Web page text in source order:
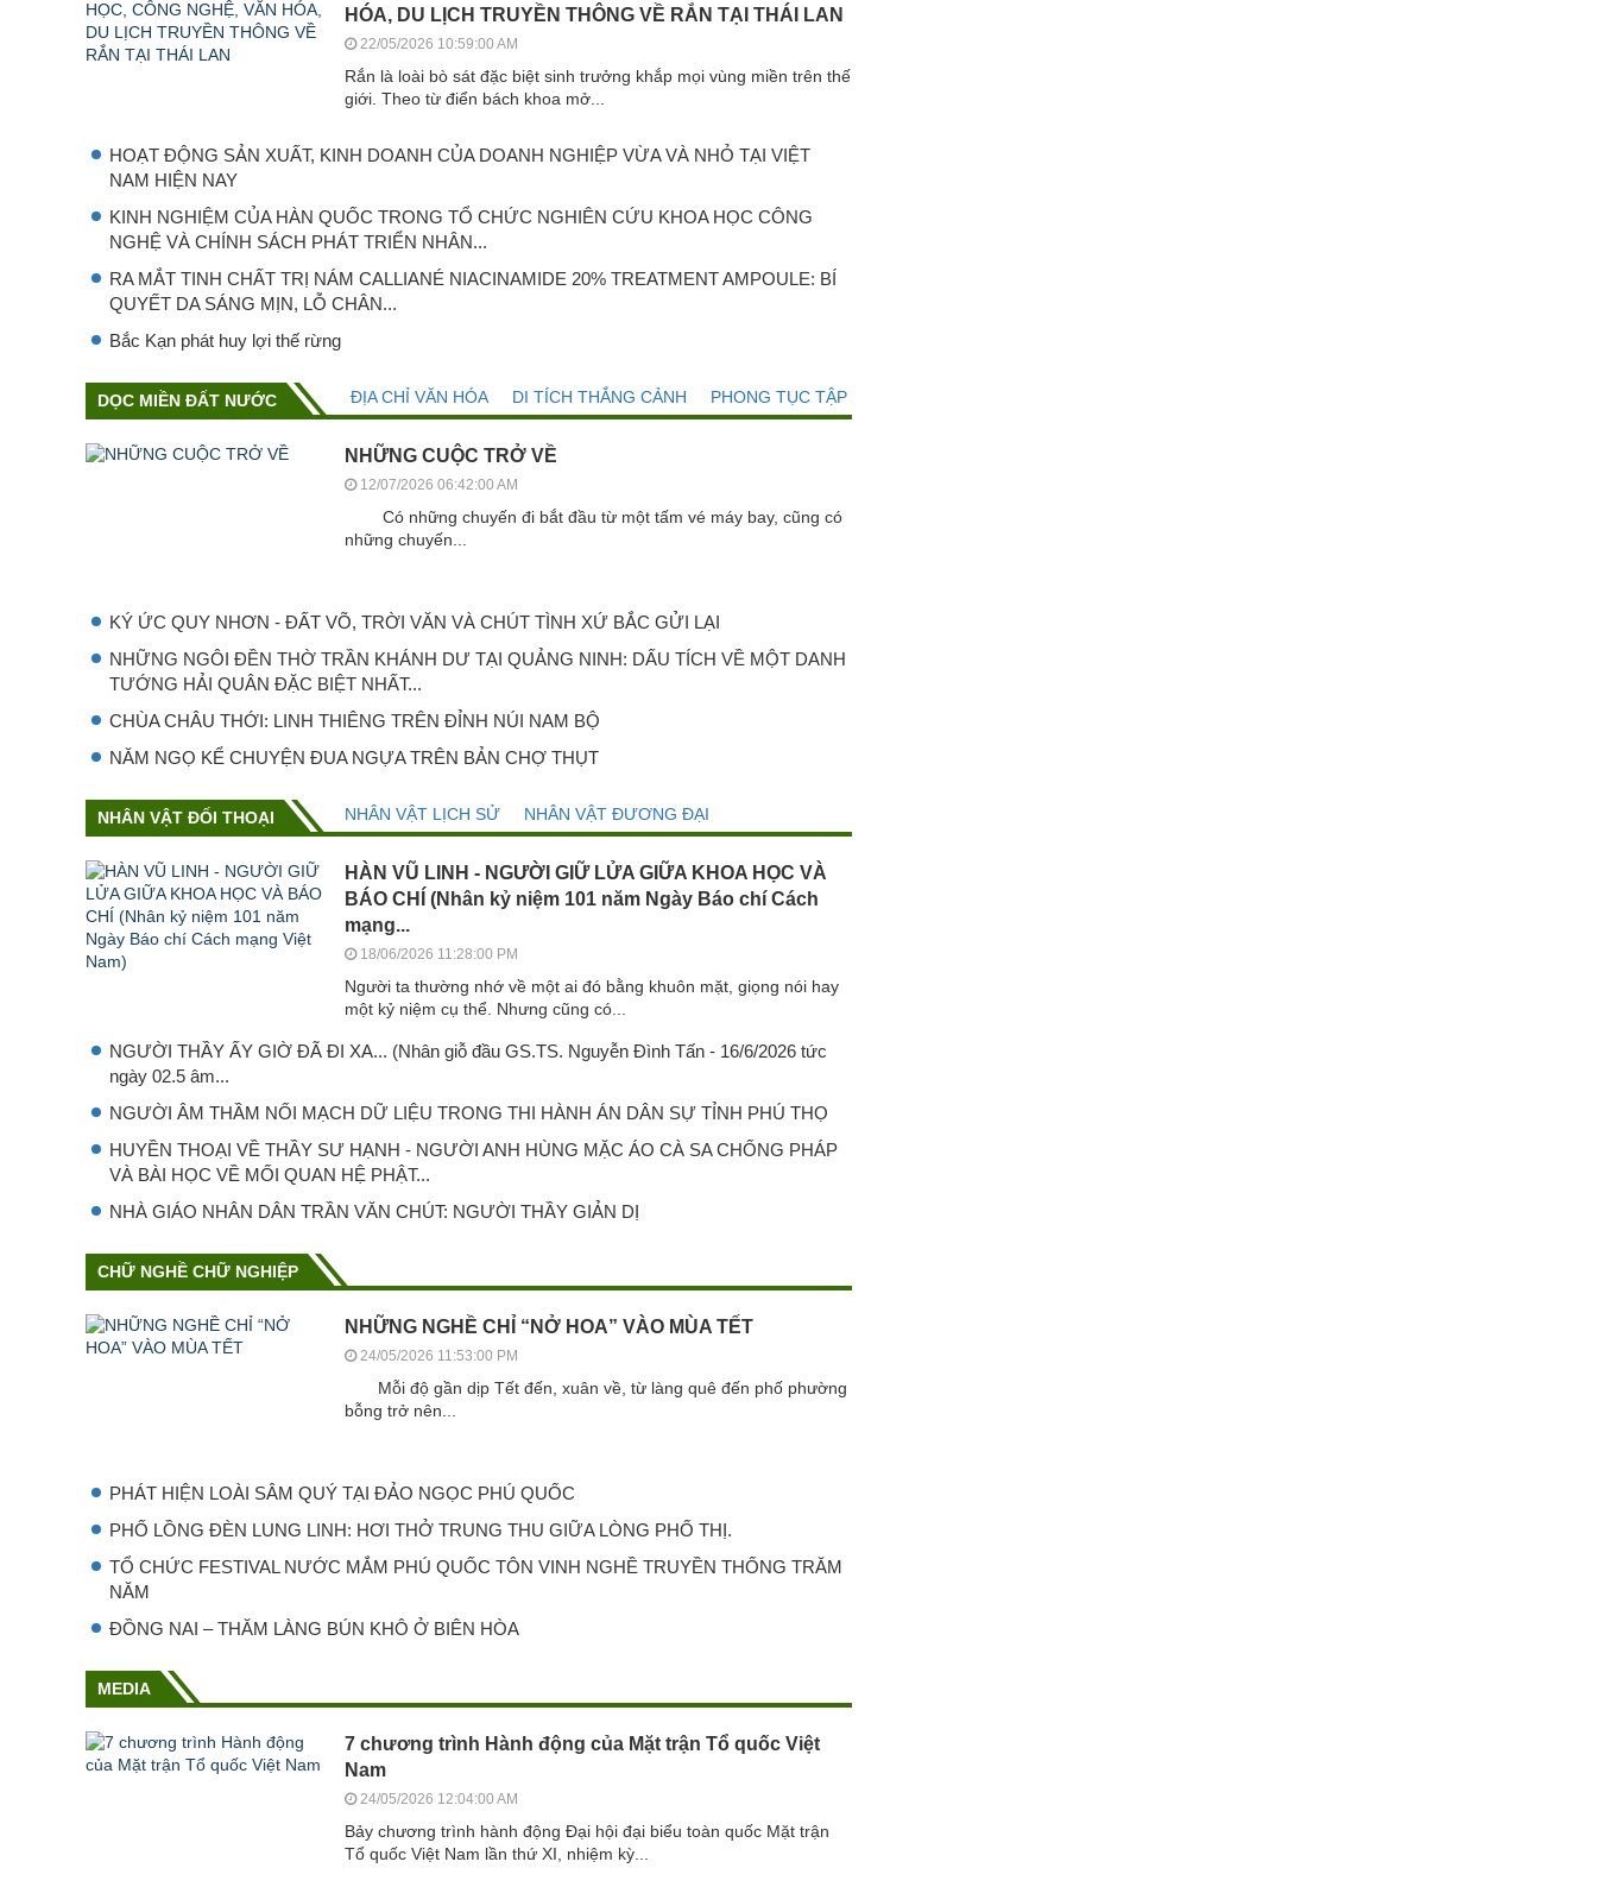
HÓA, DU LỊCH TRUYỀN THÔNG VỀ RẮN TẠI THÁI LAN
22/05/2026 10:59:00 AM
Rắn là loài bò sát đặc biệt sinh trưởng khắp mọi vùng miền trên thế
giới. Theo từ điển bách khoa mở...
HOẠT ĐỘNG SẢN XUẤT, KINH DOANH CỦA DOANH NGHIỆP VỪA VÀ NHỎ TẠI VIỆT
NAM HIỆN NAY
KINH NGHIỆM CỦA HÀN QUỐC TRONG TỔ CHỨC NGHIÊN CỨU KHOA HỌC CÔNG
NGHỆ VÀ CHÍNH SÁCH PHÁT TRIỂN NHÂN...
RA MẮT TINH CHẤT TRỊ NÁM CALLIANÉ NIACINAMIDE 20% TREATMENT AMPOULE: BÍ
QUYẾT DA SÁNG MỊN, LỖ CHÂN...
Bắc Kạn phát huy lợi thế rừng
DỌC MIỀN ĐẤT NƯỚC ĐỊA CHỈ VĂN HÓA DI TÍCH THẮNG CẢNH PHONG TỤC TẬP QUÁN
NHỮNG CUỘC TRỞ VỀ
12/07/2026 06:42:00 AM
Có những chuyến đi bắt đầu từ một tấm vé máy bay, cũng có
những chuyến...
KÝ ỨC QUY NHƠN - ĐẤT VÕ, TRỜI VĂN VÀ CHÚT TÌNH XỨ BẮC GỬI LẠI
NHỮNG NGÔI ĐỀN THỜ TRẦN KHÁNH DƯ TẠI QUẢNG NINH: DẤU TÍCH VỀ MỘT DANH
TƯỚNG HẢI QUÂN ĐẶC BIỆT NHẤT...
CHÙA CHÂU THỚI: LINH THIÊNG TRÊN ĐỈNH NÚI NAM BỘ
NĂM NGỌ KỂ CHUYỆN ĐUA NGỰA TRÊN BẢN CHỢ THỤT
NHÂN VẬT ĐỐI THOẠI NHÂN VẬT LỊCH SỬ NHÂN VẬT ĐƯƠNG ĐẠI
HÀN VŨ LINH - NGƯỜI GIỮ LỬA GIỮA KHOA HỌC VÀ
BÁO CHÍ (Nhân kỷ niệm 101 năm Ngày Báo chí Cách
mạng...
18/06/2026 11:28:00 PM
Người ta thường nhớ về một ai đó bằng khuôn mặt, giọng nói hay
một kỷ niệm cụ thể. Nhưng cũng có...
NGƯỜI THẦY ẤY GIỜ ĐÃ ĐI XA... (Nhân giỗ đầu GS.TS. Nguyễn Đình Tấn - 16/6/2026 tức
ngày 02.5 âm...
NGƯỜI ÂM THẦM NỐI MẠCH DỮ LIỆU TRONG THI HÀNH ÁN DÂN SỰ TỈNH PHÚ THỌ
HUYỀN THOẠI VỀ THẦY SƯ HẠNH - NGƯỜI ANH HÙNG MẶC ÁO CÀ SA CHỐNG PHÁP
VÀ BÀI HỌC VỀ MỐI QUAN HỆ PHẬT...
NHÀ GIÁO NHÂN DÂN TRẦN VĂN CHÚT: NGƯỜI THẦY GIẢN DỊ
CHỮ NGHỀ CHỮ NGHIỆP
NHỮNG NGHỀ CHỈ “NỞ HOA” VÀO MÙA TẾT
24/05/2026 11:53:00 PM
Mỗi độ gần dịp Tết đến, xuân về, từ làng quê đến phố phường
bỗng trở nên...
PHÁT HIỆN LOÀI SÂM QUÝ TẠI ĐẢO NGỌC PHÚ QUỐC
PHỐ LỒNG ĐÈN LUNG LINH: HƠI THỞ TRUNG THU GIỮA LÒNG PHỐ THỊ.
TỔ CHỨC FESTIVAL NƯỚC MẮM PHÚ QUỐC TÔN VINH NGHỀ TRUYỀN THỐNG TRĂM
NĂM
ĐỒNG NAI – THĂM LÀNG BÚN KHÔ Ở BIÊN HÒA
MEDIA
7 chương trình Hành động của Mặt trận Tổ quốc Việt
Nam
24/05/2026 12:04:00 AM
Bảy chương trình hành động Đại hội đại biểu toàn quốc Mặt trận
Tổ quốc Việt Nam lần thứ XI, nhiệm kỳ...